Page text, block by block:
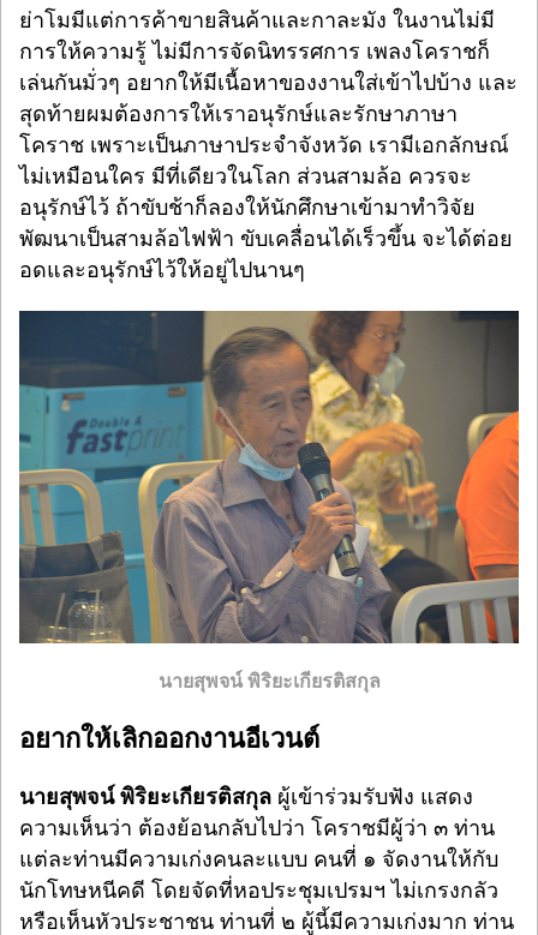
ย่าโมมีแต่การค้าขายสินค้าและกาละมัง ในงานไม่มี
การให้ความรู้ ไม่มีการจัดนิทรรศการ เพลงโคราชก็
เล่นกันมั่วๆ อยากให้มีเนื้อหาของงานใส่เข้าไปบ้าง และ
สุดท้ายผมต้องการให้เราอนุรักษ์และรักษาภาษา
โคราช เพราะเป็นภาษาประจำจังหวัด เรามีเอกลักษณ์
ไม่เหมือนใคร มีที่เดียวในโลก ส่วนสามล้อ ควรจะ
อนุรักษ์ไว้ ถ้าขับช้าก็ลองให้นักศึกษาเข้ามาทำวิจัย
พัฒนาเป็นสามล้อไฟฟ้า ขับเคลื่อนได้เร็วขึ้น จะได้ต่อย
อดและอนุรักษ์ไว้ให้อยู่ไปนานๆ
นายสุพจน์ พิริยะเกียรติสกุล
อยากให้เลิกออกงานอีเวนต์
นายสุพจน์ พิริยะเกียรติสกุล ผู้เข้าร่วมรับฟัง แสดง
ความเห็นว่า ต้องย้อนกลับไปว่า โคราชมีผู้ว่า ๓ ท่าน
แต่ละท่านมีความเก่งคนละแบบ คนที่ ๑ จัดงานให้กับ
นักโทษหนีคดี โดยจัดที่หอประชุมเปรมฯ ไม่เกรงกลัว
หรือเห็นหัวประชาชน ท่านที่ ๒ ผู้นี้มีความเก่งมาก ท่าน